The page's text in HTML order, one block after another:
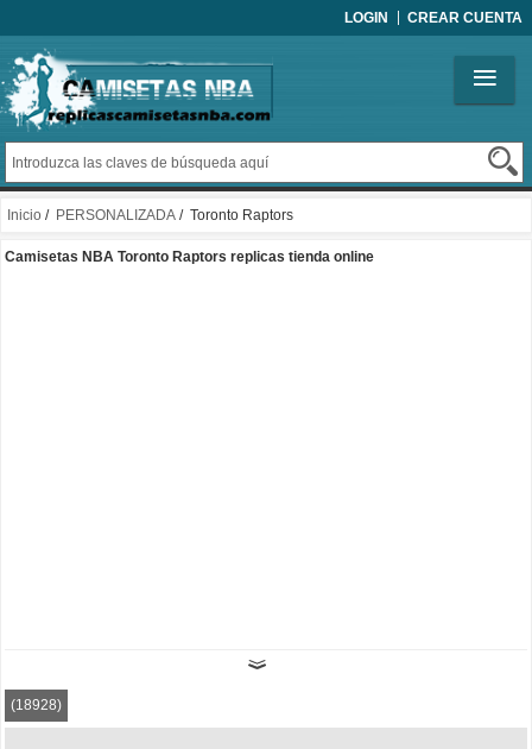
LOGIN CREAR CUENTA
Inicio / PERSONALIZADA / Toronto Raptors
Camisetas NBA Toronto Raptors replicas tienda online
(18928)